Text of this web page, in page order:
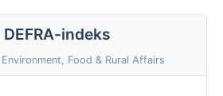
DEFRA-indeks
Food & Rural Affairs